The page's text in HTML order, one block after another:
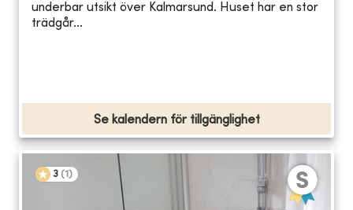
underbar utsikt över Kalmarsund. Huset har en stor
trädgår...
Se kalendern för tillgänglighet
3 (1 )